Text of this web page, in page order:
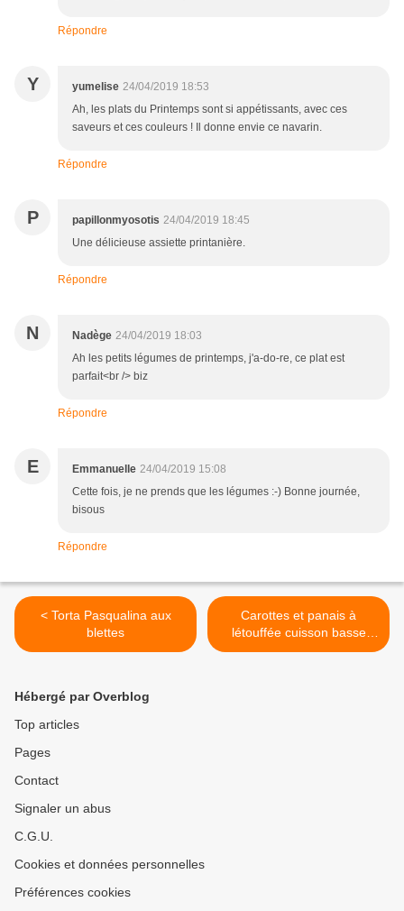
Répondre
Y yumelise 24/04/2019 18:53
Ah, les plats du Printemps sont si appétissants, avec ces
saveurs et ces couleurs ! Il donne envie ce navarin.
Répondre
P papillonmyosotis 24/04/2019 18:45
Une délicieuse assiette printanière.
Répondre
N Nadège 24/04/2019 18:03
Ah les petits légumes de printemps, j'a-do-re, ce plat est
parfait<br /> biz
Répondre
E Emmanuelle 24/04/2019 15:08
Cette fois, je ne prends que les légumes :-) Bonne journée,
bisous
Répondre
< Torta Pasqualina aux
blettes
Carottes et panais à
létouffée cuisson basse
température au
Hébergé par Overblog
Top articles
Pages
Contact
Signaler un abus
C.G.U.
Cookies et données personnelles
Préférences cookies